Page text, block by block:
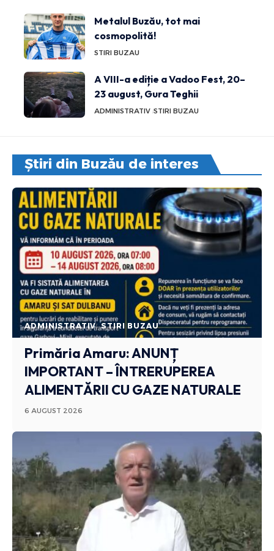
Metalul Buzău, tot mai
cosmopolită!
STIRI BUZAU
A VIII-a ediție a Vadoo Fest, 20–
23 august, Gura Teghii
ADMINISTRATIV STIRI BUZAU
Știri din Buzău de interes
ADMINISTRATIV STIRI BUZAU
Primăria Amaru: ANUNȚ
IMPORTANT – ÎNTRERUPEREA
ALIMENTĂRII CU GAZE NATURALE
6 AUGUST 2026